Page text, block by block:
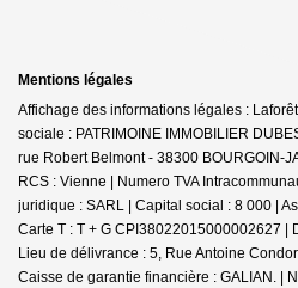
Mentions légales
Affichage des informations légales :
sociale : PATRIMOINE IMMOBILIER
rue Robert Belmont - 38300 BOURGOIN-
RCS : Vienne | Numero TVA
juridique : SARL | Capital social : 8 000 |
Carte T : T + G CPI38022015000002627 |
Lieu de délivrance : 5, Rue Antoine
Caisse de garantie financière : GALIAN. |